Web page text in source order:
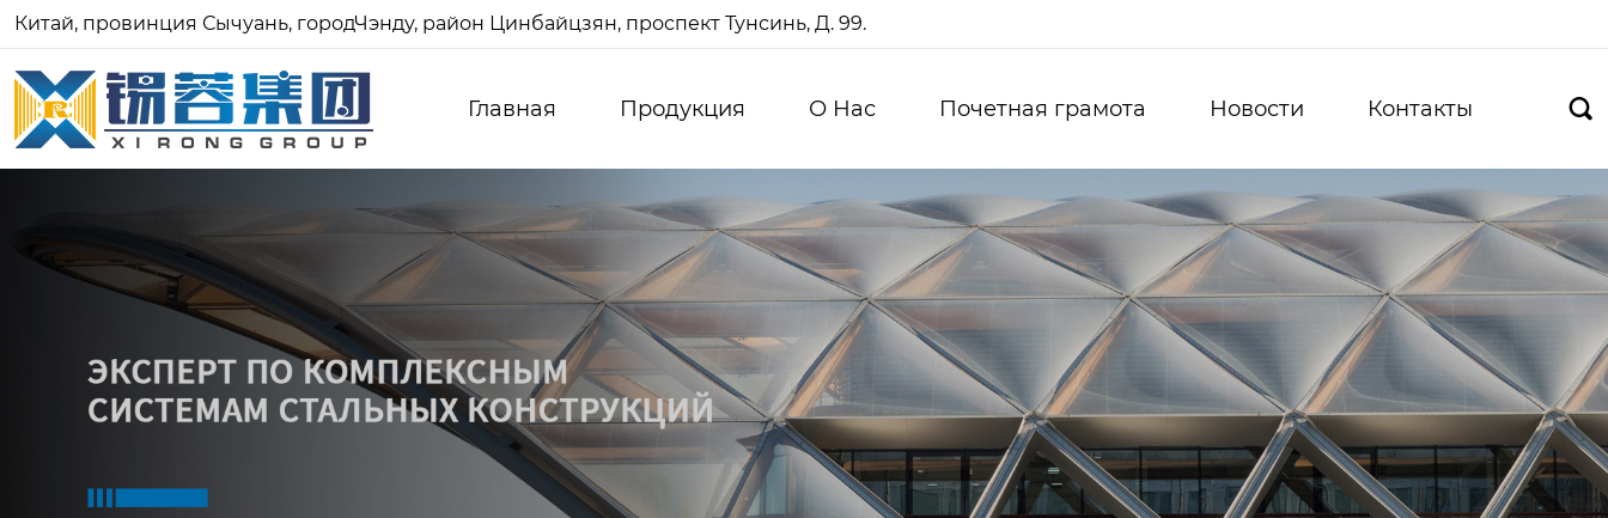
Китай, провинция Сычуань, городЧэнду, район Цинбайцзян, проспект Тунсинь, Д. 99.
Главная Продукция О Нас Почетная грамота Новости Контакты 